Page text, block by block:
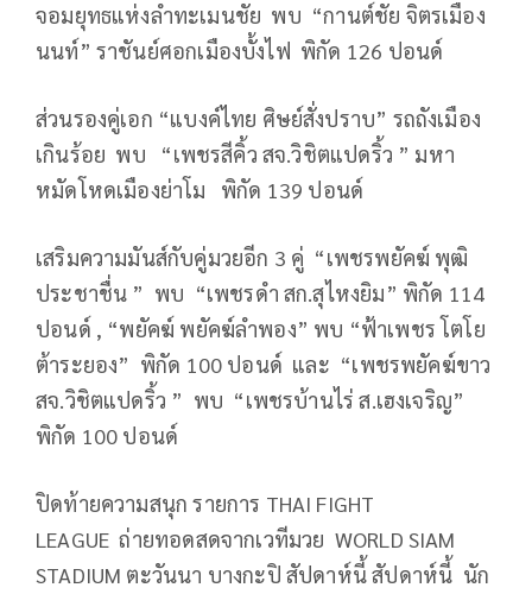
จอมยุทธแห่งลำทะเมนชัย พบ “กานต์ชัย จิตรเมือง
นนท์” ราชันย์ศอกเมืองบั้งไฟ พิกัด 126 ปอนด์
ส่วนรองคู่เอก “แบงค์ไทย ศิษย์สั่งปราบ” รถถังเมือง
เกินร้อย พบ “เพชรสีคิ้ว สจ.วิชิตแปดริ้ว ” มหา
หมัดโหดเมืองย่าโม พิกัด 139 ปอนด์
เสริมความมันส์กับคู่มวยอีก 3 คู่ “เพชรพยัคฆ์ พุฒิ
ประชาชื่น ” พบ “เพชรดำ สก.สุไหงยิม” พิกัด 114
ปอนด์ , “พยัคฆ์ พยัคฆ์ลำพอง” พบ “ฟ้าเพชร โตโย
ต้าระยอง” พิกัด 100 ปอนด์ และ “เพชรพยัคฆ์ขาว
สจ.วิชิตแปดริ้ว ” พบ “เพชรบ้านไร่ ส.เฮงเจริญ”
พิกัด 100 ปอนด์
ปิดท้ายความสนุก รายการ THAI FIGHT
LEAGUE ถ่ายทอดสดจากเวทีมวย WORLD SIAM
STADIUM ตะวันนา บางกะปิ สัปดาห์นี้ สัปดาห์นี้ นัก